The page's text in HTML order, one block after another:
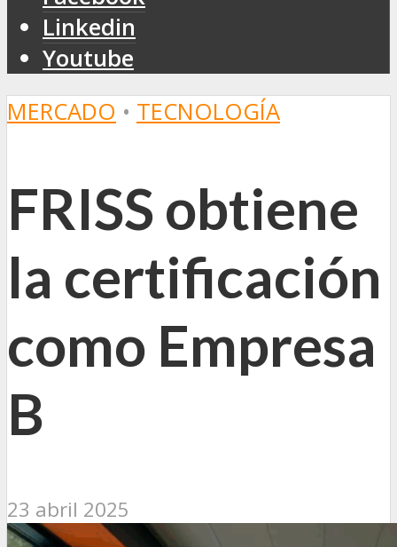
Linkedin
Youtube
MERCADO • TECNOLOGÍA
FRISS obtiene
la certificación
como Empresa
B
23 abril 2025